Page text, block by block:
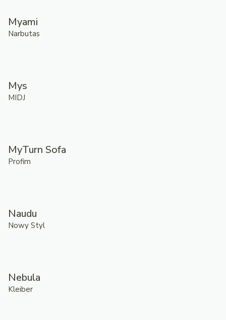
Myami
Narbutas
Mys
MIDJ
MyTurn Sofa
Profim
Naudu
Nowy Styl
Nebula
Kleiber